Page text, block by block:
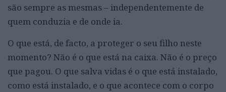
são sempre as mesmas – independentemente de
quem conduzia e de onde ia.
O que está, de facto, a proteger o seu filho neste
momento? Não é o que está na caixa. Não é o preço
que pagou. O que salva vidas é o que está instalado,
como está instalado, e o que acontece com o corpo